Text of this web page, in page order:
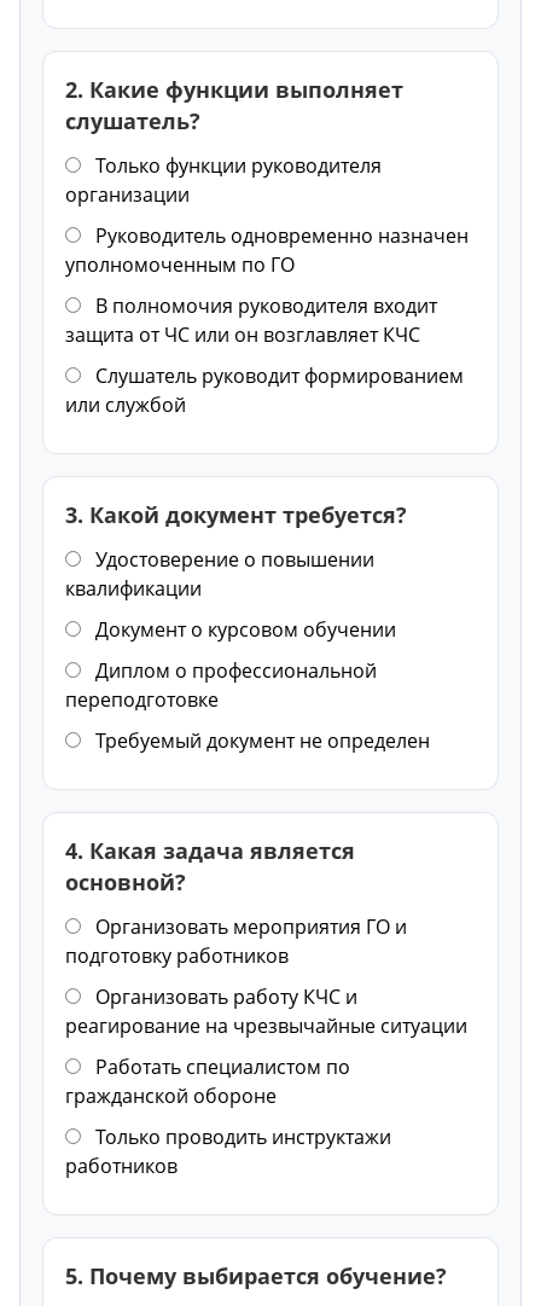
2. Какие функции выполняет
слушатель?
Только функции руководителя
организации
Руководитель одновременно назначен
уполномоченным по ГО
В полномочия руководителя входит
защита от ЧС или он возглавляет КЧС
Слушатель руководит формированием
или службой
3. Какой документ требуется?
Удостоверение о повышении
квалификации
Документ о курсовом обучении
Диплом о профессиональной
переподготовке
Требуемый документ не определен
4. Какая задача является
основной?
Организовать мероприятия ГО и
подготовку работников
Организовать работу КЧС и
реагирование на чрезвычайные ситуации
Работать специалистом по
гражданской обороне
Только проводить инструктажи
работников
5. Почему выбирается обучение?